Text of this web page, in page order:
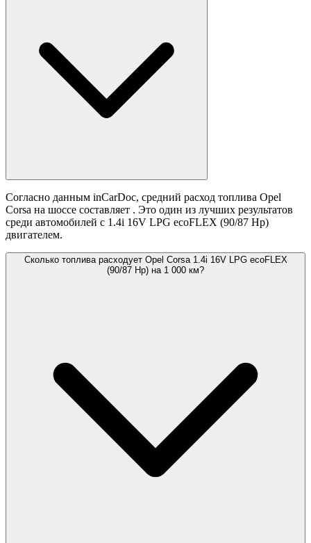
Согласно данным inCarDoc, средний расход топлива Opel
Corsa на шоссе составляет . Это один из лучших результатов
среди автомобилей с 1.4i 16V LPG ecoFLEX (90/87 Hp)
двигателем.
Сколько топлива расходует Opel Corsa 1.4i 16V LPG ecoFLEX
(90/87 Hp) на 1 000 км?